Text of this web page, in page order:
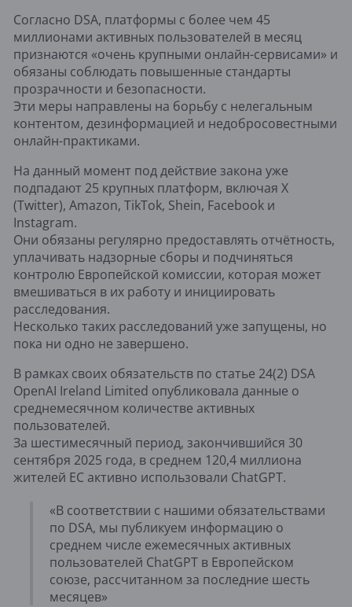
Согласно DSA, платформы с более чем 45
миллионами активных пользователей в месяц
признаются «очень крупными онлайн-сервисами» и
обязаны соблюдать повышенные стандарты
прозрачности и безопасности.
Эти меры направлены на борьбу с нелегальным
контентом, дезинформацией и недобросовестными
онлайн-практиками.
На данный момент под действие закона уже
подпадают 25 крупных платформ, включая X
(Twitter), Amazon, TikTok, Shein, Facebook и
Instagram.
Они обязаны регулярно предоставлять отчётность,
уплачивать надзорные сборы и подчиняться
контролю Европейской комиссии, которая может
вмешиваться в их работу и инициировать
расследования.
Несколько таких расследований уже запущены, но
пока ни одно не завершено.
В рамках своих обязательств по статье 24(2) DSA
OpenAI Ireland Limited опубликовала данные о
среднемесячном количестве активных
пользователей.
За шестимесячный период, закончившийся 30
сентября 2025 года, в среднем 120,4 миллиона
жителей ЕС активно использовали ChatGPT.
«В соответствии с нашими обязательствами
по DSA, мы публикуем информацию о
среднем числе ежемесячных активных
пользователей ChatGPT в Европейском
союзе, рассчитанном за последние шесть
месяцев»